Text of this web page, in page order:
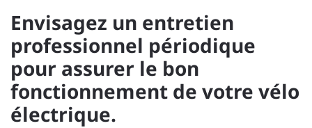
Envisagez un entretien
professionnel périodique
pour assurer le bon
fonctionnement de votre vélo
électrique.